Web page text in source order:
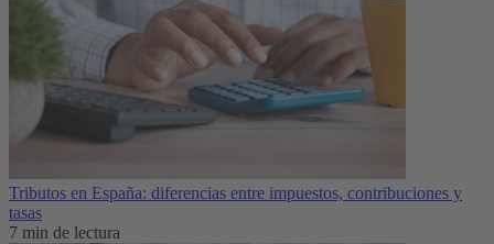
Tributos en España: diferencias entre impuestos, contribuciones y
tasas
7 min de lectura